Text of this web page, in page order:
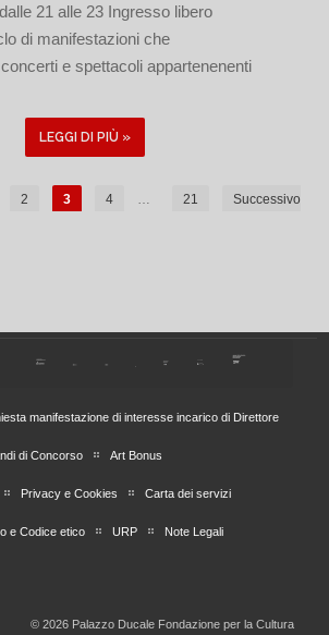
21 alle 23 Ingresso libero
di manifestazioni che
e spettacoli appartenenenti
LEGGI DI PIÙ »
2 3 4 … 21
Successivo
manifestazione di interesse incarico di Direttore
di Concorso Art Bonus
Privacy e Cookies Carta dei servizi
e Codice etico URP Note Legali
© 2026 Palazzo Ducale Fondazione per la Cultura